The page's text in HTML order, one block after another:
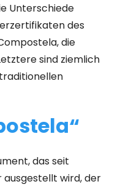
Unterschiede
des
die
sind ziemlich
das seit
wird, der